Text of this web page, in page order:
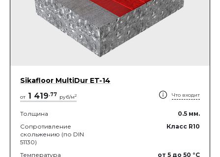
Sikafloor MultiDur ET-14
от 1 419.77 руб/м2 Что входит
Толщина 0.5 мм.
Сопротивление
скольжению (по DIN
51130)
Класс R10
Температура от 5 до 50 °C